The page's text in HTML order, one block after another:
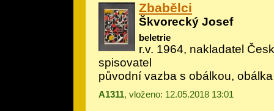
Zbabělci
Škvorecký Josef
beletrie
r.v. 1964, nakladatel
spisovatel
původní vazba s obálkou,
A1311, vloženo: 12.05.2018 13:01